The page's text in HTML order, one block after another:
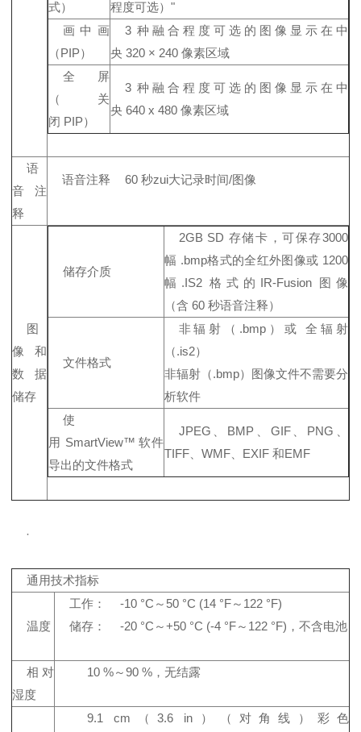
式）
程度可选）"
画中画
（PIP）
3 种融合程度可选的图像显示在中
央 320 × 240 像素区域
全屏
（关
闭 PIP）
3 种融合程度可选的图像显示在中
央 640 x 480 像素区域
语
音注
释
语音注释 60 秒zui大记录时间/图像
图
像和
数据
储存
储存介质
2GB SD 存储卡，可保存3000
幅 .bmp格式的全红外图像或 1200
幅.IS2 格式的IR-Fusion 图像
（含 60 秒语音注释）
文件格式
非辐射（.bmp）或 全辐射
（.is2）
非辐射（.bmp）图像文件不需要分
析软件
使
用 SmartView™ 软件
导出的文件格式
JPEG、BMP、GIF、PNG、
TIFF、WMF、EXIF 和EMF
·
通用技术指标
温度
工作：
-10 °C～50 °C (14 °F～122 °F)
储存：
-20 °C～+50 °C (-4 °F～122 °F)，不含电池
相对
湿度
10 %～90 %，无结露
9.1 cm（3.6 in）（对角线）彩色